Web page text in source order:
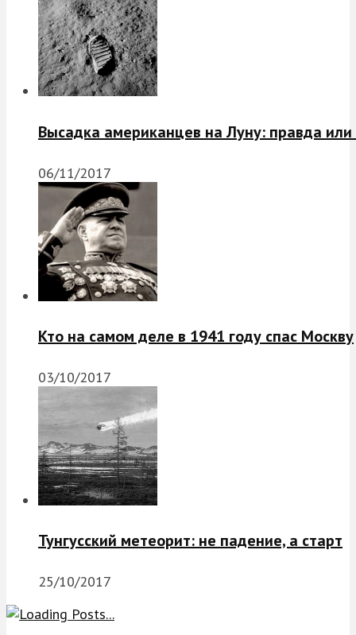
Высадка американцев на Луну: правда
06/11/2017
Кто на самом деле в 1941 году спас Москву
03/10/2017
Тунгусский метеорит: не падение, а старт
25/10/2017